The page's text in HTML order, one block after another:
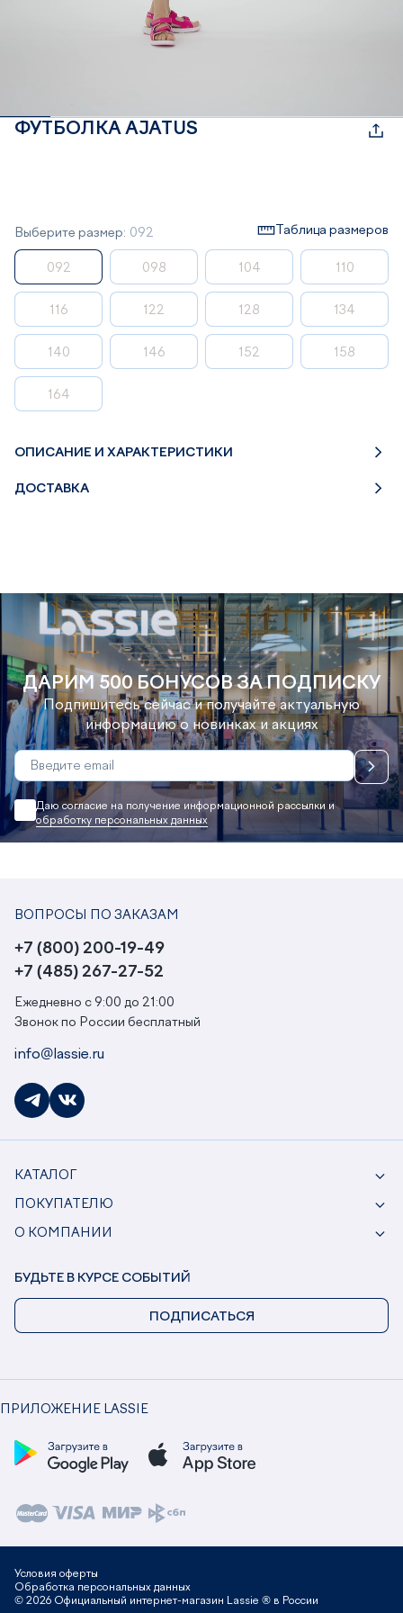
ФУТБОЛКА AJATUS
Выберите размер: 092 Таблица размеров
092 098 104 110
116 122 128 134
140 146 152 158
164
ОПИСАНИЕ И ХАРАКТЕРИСТИКИ
ДОСТАВКА
ДАРИМ 500 БОНУСОВ ЗА ПОДПИСКУ
Подпишитесь сейчас и получайте актуальную
информацию о новинках и акциях
Даю согласие на получение информационной рассылки и
обработку персональных данных
ВОПРОСЫ ПО ЗАКАЗАМ
+7 (800) 200-19-49
+7 (485) 267-27-52
Ежедневно с 9:00 до 21:00
Звонок по России бесплатный
info@lassie.ru
КАТАЛОГ
ПОКУПАТЕЛЮ
О КОМПАНИИ
ПРИЛОЖЕНИЕ LASSIE
БУДЬТЕ В КУРСЕ СОБЫТИЙ
ПОДПИСАТЬСЯ
© 2026 Официальный интернет-магазин Lassie ® в России
Условия оферты
Обработка персональных данных